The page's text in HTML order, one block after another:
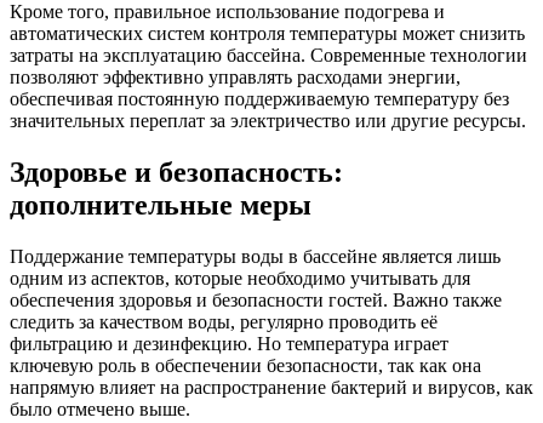
Кроме того, правильное использование подогрева и
автоматических систем контроля температуры может снизить
затраты на эксплуатацию бассейна. Современные технологии
позволяют эффективно управлять расходами энергии,
обеспечивая постоянную поддерживаемую температуру без
значительных переплат за электричество или другие ресурсы.
Здоровье и безопасность:
дополнительные меры
Поддержание температуры воды в бассейне является лишь
одним из аспектов, которые необходимо учитывать для
обеспечения здоровья и безопасности гостей. Важно также
следить за качеством воды, регулярно проводить её
фильтрацию и дезинфекцию. Но температура играет
ключевую роль в обеспечении безопасности, так как она
напрямую влияет на распространение бактерий и вирусов, как
было отмечено выше.